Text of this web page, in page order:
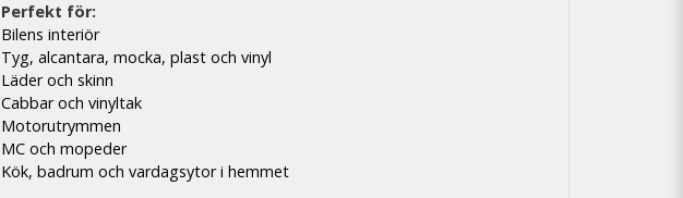
Perfekt för:
Bilens interiör
Tyg, alcantara, mocka, plast och vinyl
Läder och skinn
Cabbar och vinyltak
Motorutrymmen
MC och mopeder
Kök, badrum och vardagsytor i hemmet